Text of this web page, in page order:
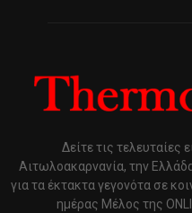
Δείτε τις τελευταίες
Αιτωλοακαρνανία, την
για τα έκτακτα γεγονότα σε
ημέρας Μέλος της